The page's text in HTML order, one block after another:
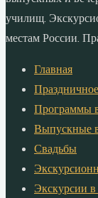
училищ.
местам России.
Главная
Программы
Выпускные
Свадьбы
Экскурсии